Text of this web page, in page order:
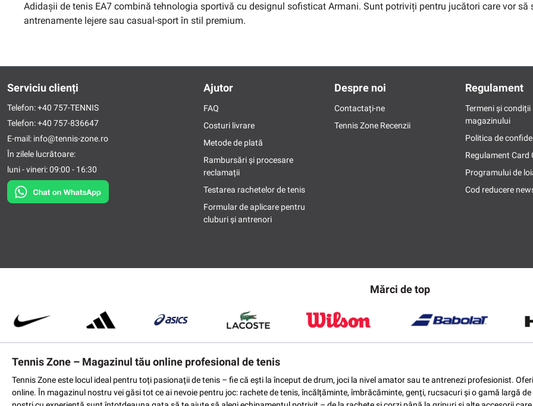
Adidașii de tenis EA7 combină tehnologia sportivă cu designul sofisticat Armani. Sunt potriviți pentru jucători care vor să
antrenamente lejere sau casual-sport în stil premium.
Serviciu clienți
Telefon:+40 757-TENNIS
Telefon:+40 757-836647
E-mail: info@tennis-zone.ro
În zilele lucrătoare:
luni - vineri: 09:00 - 16:30
Ajutor
FAQ
Costuri livrare
Metode de plată
Rambursări și procesare
reclamații
Testarea rachetelor de tenis
Formular de aplicare pentru
cluburi și antrenori
Despre noi
Contactați-ne
Tennis Zone Recenzii
Regulament
Termeni și condiții
magazinului
Politica de
Regulament Card
Programului de
Cod reducere
Mărci de top
Tennis Zone – Magazinul tău online profesional de tenis
Tennis Zone este locul ideal pentru toți pasionații de tenis – fie că ești la început de drum, joci la nivel amator sau te antrenezi profesionist.
online. În magazinul nostru vei găsi tot ce ai nevoie pentru joc: rachete de tenis, încălțăminte, îmbrăcăminte, genți, rucsacuri și o gamă largă